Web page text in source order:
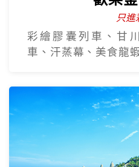
只進
彩繪膠囊列車、甘
車、汗蒸幕、美食龍